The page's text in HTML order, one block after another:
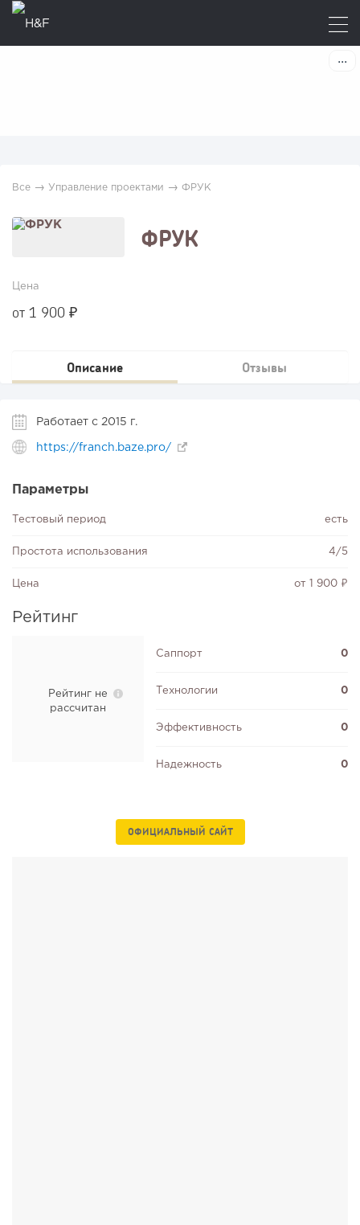
Все → Управление проектами → ФРУК
ФРУК
Цена
от 1 900 ₽
Описание Отзывы
Работает с 2015 г.
https://franch.baze.pro/
Параметры
Тестовый период есть
Простота использования 4/5
Цена от 1 900 ₽
Рейтинг
Рейтинг не
рассчитан
Саппорт 0
Технологии 0
Эффективность 0
Надежность 0
ОФИЦИАЛЬНЫЙ САЙТ